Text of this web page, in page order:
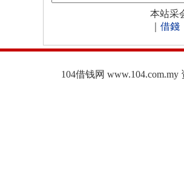
本站采
借錢
104借钱网